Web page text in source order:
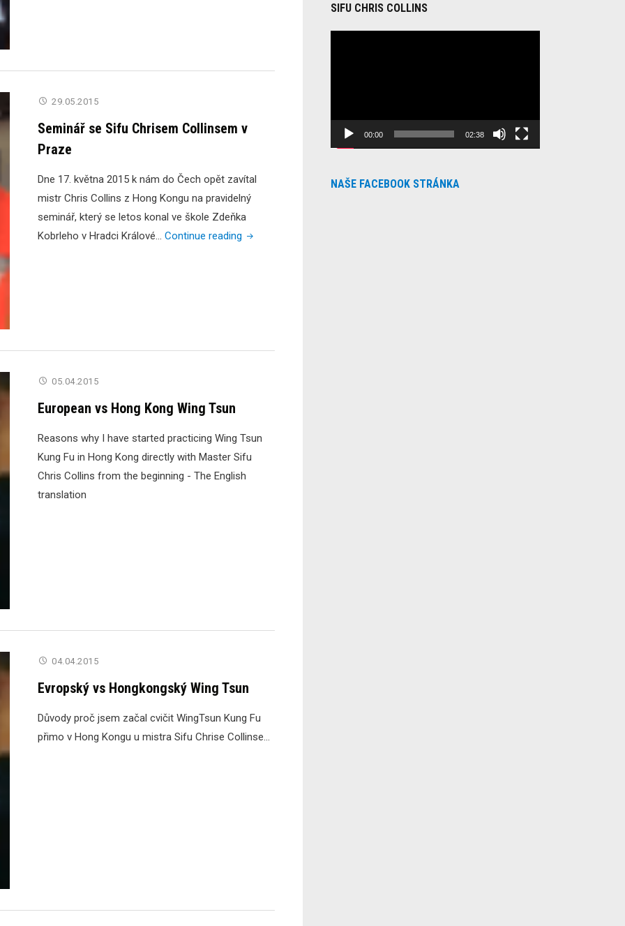
29.05.2015
Seminář se Sifu Chrisem Collinsem v
Praze
Dne 17. května 2015 k nám do Čech opět zavítal
mistr Chris Collins z Hong Kongu na pravidelný
seminář, který se letos konal ve škole Zdeňka
Kobrleho v Hradci Králové… Continue reading "Seminář
Praze"
05.04.2015
European vs Hong Kong Wing Tsun
Reasons why I have started practicing Wing Tsun
Kung Fu in Hong Kong directly with Master Sifu
Chris Collins from the beginning - The English
translation
04.04.2015
Evropský vs Hongkongský Wing Tsun
Důvody proč jsem začal cvičit WingTsun Kung Fu
přimo v Hong Kongu u mistra Sifu Chrise Collinse...
SIFU CHRIS COLLINS
00:00 02:38
NAŠE FACEBOOK STRÁNKA